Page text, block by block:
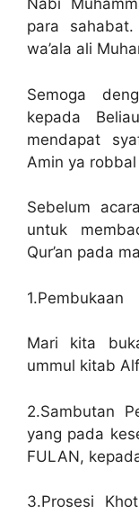
Nabi
para sahabat.
wa’ala ali
Semoga
kepada
mendapat
Amin ya robbal
Sebelum
untuk
Qur’an pada
1.Pembukaan
Mari kita
ummul kitab
2.Sambutan
yang pada
FULAN,
3.Prosesi